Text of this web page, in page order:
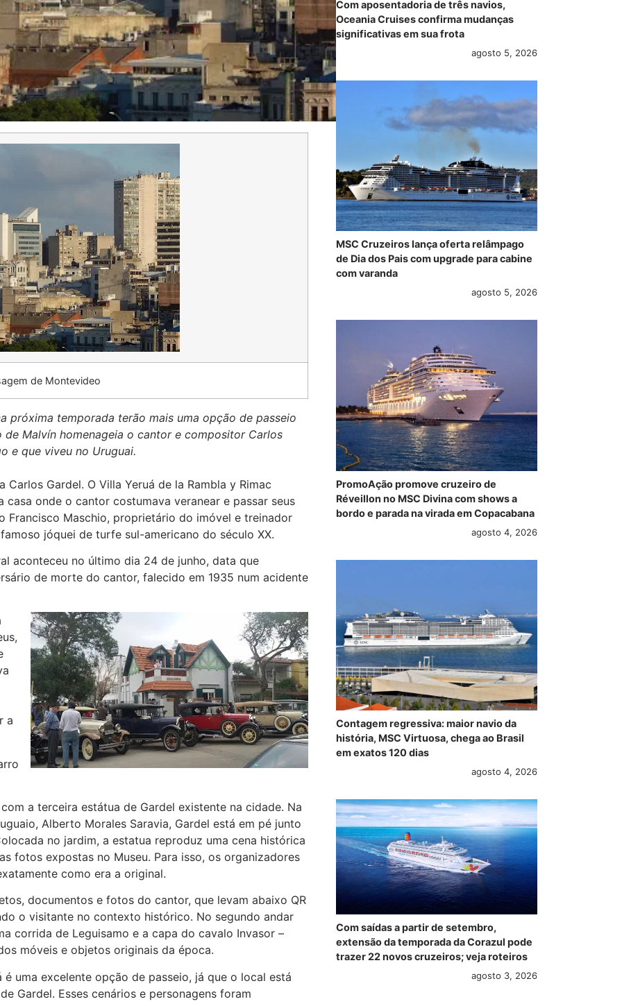
de Montevideo
próxima temporada terão mais uma opção de passeio
de Malvín homenageia o cantor e compositor Carlos
e que viveu no Uruguai.
Gardel. O Villa Yeruá de la Rambla y Rimac
onde o cantor costumava veranear e passar seus
Francisco Maschio, proprietário do imóvel e treinador
jóquei de turfe sul-americano do século XX.
aconteceu no último dia 24 de junho, data que
de morte do cantor, falecido em 1935 num acidente
a
a terceira estátua de Gardel existente na cidade. Na
Alberto Morales Saravia, Gardel está em pé junto
no jardim, a estatua reproduz uma cena histórica
fotos expostas no Museu. Para isso, os organizadores
como era a original.
documentos e fotos do cantor, que levam abaixo QR
o visitante no contexto histórico. No segundo andar
corrida de Leguisamo e a capa do cavalo Invasor –
móveis e objetos originais da época.
uma excelente opção de passeio, já que o local está
Gardel. Esses cenários e personagens foram
Com aposentadoria de três navios,
Oceania Cruises confirma mudanças
significativas em sua frota
agosto 5, 2026
MSC Cruzeiros lança oferta relâmpago
de Dia dos Pais com upgrade para cabine
com varanda
agosto 5, 2026
PromoAção promove cruzeiro de
Réveillon no MSC Divina com shows a
bordo e parada na virada em Copacabana
agosto 4, 2026
Contagem regressiva: maior navio da
história, MSC Virtuosa, chega ao Brasil
em exatos 120 dias
agosto 4, 2026
Com saídas a partir de setembro,
extensão da temporada da Corazul pode
trazer 22 novos cruzeiros; veja roteiros
agosto 3, 2026